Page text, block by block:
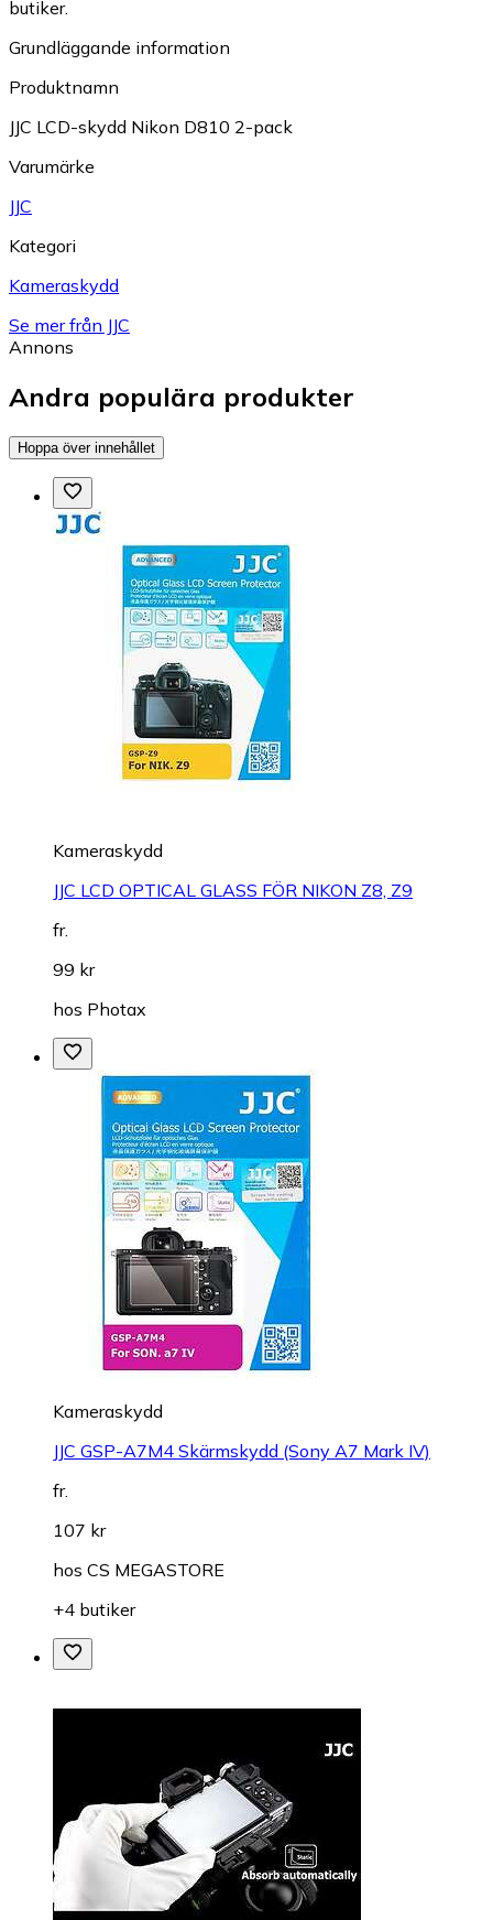
butiker.
Grundläggande information
Produktnamn
JJC LCD-skydd Nikon D810 2-pack
Varumärke
JJC
Kategori
Kameraskydd
Se mer från JJC
Annons
Andra populära produkter
Hoppa över innehållet
Kameraskydd
JJC LCD OPTICAL GLASS FÖR NIKON Z8, Z9
fr.
99 kr
hos Photax
Kameraskydd
JJC GSP-A7M4 Skärmskydd (Sony A7 Mark IV)
fr.
107 kr
hos CS MEGASTORE
+4 butiker